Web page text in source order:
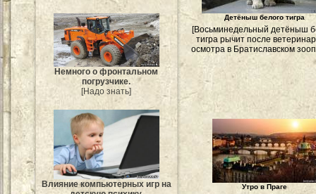
Немного о фронтальном
погрузчике.
[Надо знать]
Влияние компьютерных игр на
Детёныш белого тигра
[Восьминедельный детёныш
тигра рычит после
осмотра в Братиславском
Утро в Праге